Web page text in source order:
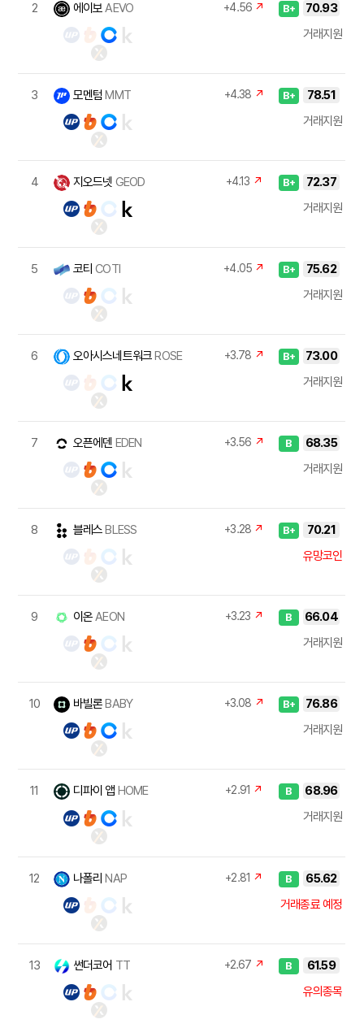
2 에이보AEVO +4.56 ↗ B+
70.93
거래지원
3 모멘텀MMT +4.38 ↗ B+
78.51
거래지원
4 지오드넷 GEOD +4.13 ↗ B+
72.37
거래지원
5 코티COTI +4.05 ↗ B+
75.62
거래지원
6 오아시스네트워크ROSE +3.78 ↗ B+
73.00
거래지원
7 오픈에덴 EDEN +3.56 ↗ B
68.35
거래지원
8 블레스 BLESS +3.28 ↗ B+
70.21
유망코인
9 이온AEON +3.23 ↗ B
66.04
거래지원
10 바빌론 BABY +3.08 ↗ B+
76.86
거래지원
11 디파이 앱 HOME +2.91 ↗ B
68.96
거래지원
12 나폴리NAP +2.81 ↗ B
65.62
거래종료 예정
13 썬더코어 TT +2.67 ↗ B
61.59
유의종목